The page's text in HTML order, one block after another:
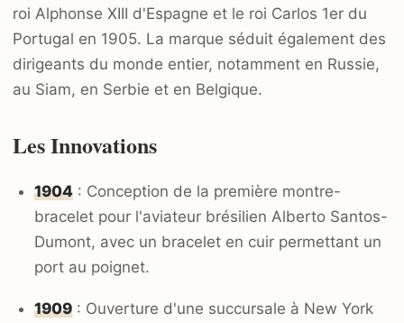
roi Alphonse XIII d'Espagne et le roi Carlos 1er du
Portugal en 1905. La marque séduit également des
dirigeants du monde entier, notamment en Russie,
au Siam, en Serbie et en Belgique.
Les Innovations
1904 : Conception de la première montre-
bracelet pour l'aviateur brésilien Alberto Santos-
Dumont, avec un bracelet en cuir permettant un
port au poignet.
1909 : Ouverture d'une succursale à New York